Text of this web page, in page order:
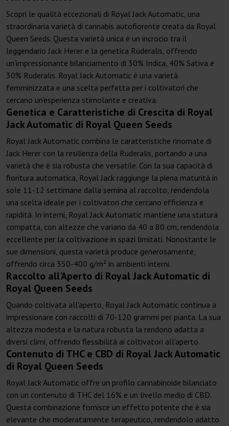
Scopri le qualità eccezionali di Royal Jack Automatic, una
straordinaria varietà di cannabis autofiorente creata da Royal
Queen Seeds. Questa varietà unica è un incrocio tra il
leggendario Jack Herer e la genetica Ruderalis, offrendo
un'impressionante bilanciamento di 30% Indica, 40% Sativa e
30% Ruderalis. Royal Jack Automatic è una varietà
femminizzata e una scelta perfetta per i coltivatori che
cercano un'esperienza stimolante e creativa.
Genetica e Caratteristiche di Crescita di Royal
Jack Automatic di Royal Queen Seeds
Royal Jack Automatic combina le caratteristiche rinomate di
Jack Herer con la resilienza della Ruderalis, portando a una
varietà che è sia robusta che versatile. Con la sua capacità di
fioritura automatica, Royal Jack raggiunge la piena maturità in
sole 11-12 settimane dalla semina al raccolto, rendendola
una scelta ideale per i coltivatori che cercano efficienza e
rapidità. In interni, Royal Jack Automatic mantiene una statura
compatta, con altezze che variano da 40 a 80 cm, rendendola
eccellente per la coltivazione in spazi limitati. Nonostante le
sue dimensioni, questa varietà produce generosamente,
offrendo circa 350-400 g/m² in ambienti interni.
Raccolto all'Aperto di Royal Jack Automatic di
Royal Queen Seeds
Quando coltivata all'aperto, Royal Jack Automatic continua a
impressionare con raccolti di 70-120 grammi per pianta. La sua
altezza modesta e la natura robusta la rendono adatta a
diversi climi, offrendo flessibilità ai coltivatori all'aperto.
Contenuto di THC e CBD di Royal Jack Automatic
di Royal Queen Seeds
Royal Jack Automatic offre un profilo cannabinoide bilanciato
con un contenuto di THC del 16% e un livello medio di CBD.
Questa combinazione fornisce un effetto potente che è sia
elevante che moderatamente terapeutico, rendendolo adatto